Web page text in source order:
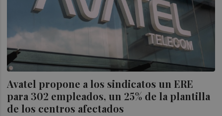
Avatel propone a los sindicatos un ERE
para 302 empleados, un 25% de la plantilla
de los centros afectados